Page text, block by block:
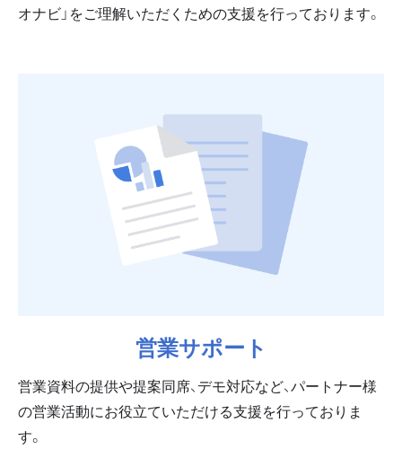
オナビ」をご理解いただくための支援を行っております。
営業サポート
営業資料の提供や提案同席、デモ対応など、パートナー様
の営業活動にお役立ていただける支援を行っておりま
す。